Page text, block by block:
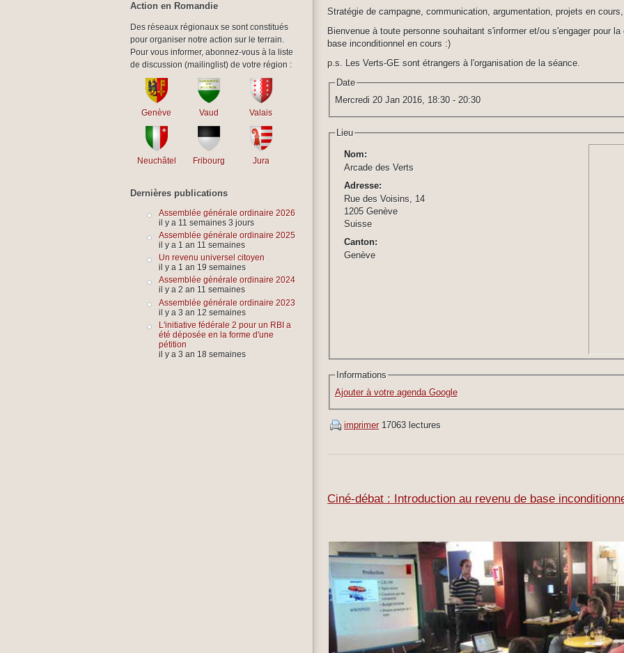
Stratégie de campagne, communication, argumentation, projets en
Bienvenue à toute personne souhaitant s'informer et/ou s'engager pour
base inconditionnel en cours :)
p.s. Les Verts-GE sont étrangers à l'organisation de la séance.
Date
Mercredi 20 Jan 2016, 18:30- 20:30
Lieu
Nom:
Arcade des Verts
Adresse:
Rue des Voisins, 14
1205 Genève
Suisse
Canton:
Genève
Informations
Ajouter à votre agenda Google
imprimer 17063 lectures
Ciné-débat : Introduction au revenu de base
Action en Romandie
Des réseaux régionaux se sont constitués
pour organiser notre action sur le terrain.
Pour vous informer, abonnez-vous à la liste
de discussion (mailinglist) de votre région :
Genève Vaud Valais
Neuchâtel Fribourg Jura
Dernières publications
Assemblée générale ordinaire 2026
il y a 11 semaines 3 jours
Assemblée générale ordinaire 2025
il y a 1 an 11 semaines
Un revenu universel citoyen
il y a 1 an 19 semaines
Assemblée générale ordinaire 2024
il y a 2 an 11 semaines
Assemblée générale ordinaire 2023
il y a 3 an 12 semaines
L'initiative fédérale 2 pour un RBI a
été déposée en la forme d'une
pétition
il y a 3 an 18 semaines